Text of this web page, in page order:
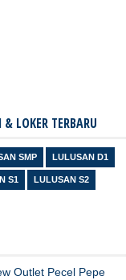
LOKER TERBARU
SMP LULUSAN D1
S1 LULUSAN S2
Outlet Pecel Pepe